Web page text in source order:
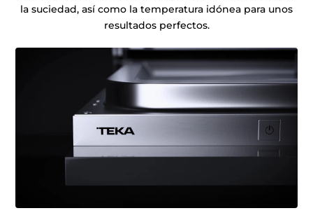
la suciedad, así como la temperatura idónea para unos
resultados perfectos.